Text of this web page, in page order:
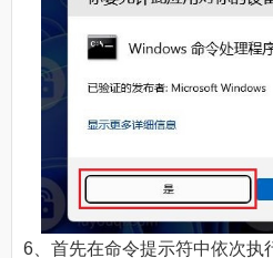
6、首先在命令提示符中依次执